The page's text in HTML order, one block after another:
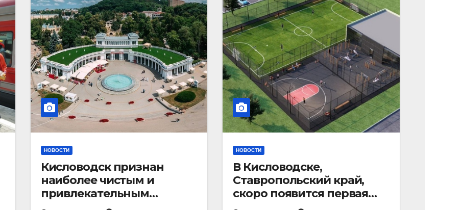
НОВОСТИ
Кисловодск признан
наиболее чистым и
привлекательным
курортным городом в
НОВОСТИ
В Кисловодске,
Ставропольский край,
скоро появится первая
«умная площадка».